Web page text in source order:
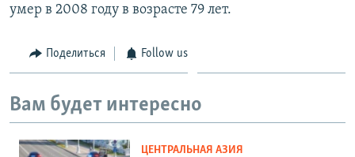
умер в 2008 году в возрасте 79 лет.
Поделиться Follow us
Вам будет интересно
ЦЕНТРАЛЬНАЯ АЗИЯ